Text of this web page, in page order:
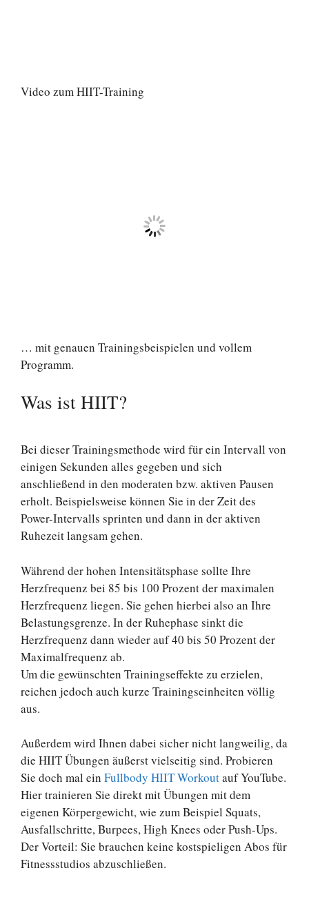
Video zum HIIT-Training
… mit genauen Trainingsbeispielen und vollem
Programm.
Was ist HIIT?
Bei dieser Trainingsmethode wird für ein Intervall von
einigen Sekunden alles gegeben und sich
anschließend in den moderaten bzw. aktiven Pausen
erholt. Beispielsweise können Sie in der Zeit des
Power-Intervalls sprinten und dann in der aktiven
Ruhezeit langsam gehen.
Während der hohen Intensitätsphase sollte Ihre
Herzfrequenz bei 85 bis 100 Prozent der maximalen
Herzfrequenz liegen. Sie gehen hierbei also an Ihre
Belastungsgrenze. In der Ruhephase sinkt die
Herzfrequenz dann wieder auf 40 bis 50 Prozent der
Maximalfrequenz ab.
Um die gewünschten Trainingseffekte zu erzielen,
reichen jedoch auch kurze Trainingseinheiten völlig
aus.
Außerdem wird Ihnen dabei sicher nicht langweilig, da
die HIIT Übungen äußerst vielseitig sind. Probieren
Sie doch mal ein Fullbody HIIT Workoutauf YouTube.
Hier trainieren Sie direkt mit Übungen mit dem
eigenen Körpergewicht, wie zum Beispiel Squats,
Ausfallschritte, Burpees, High Knees oder Push-Ups.
Der Vorteil: Sie brauchen keine kostspieligen Abos für
Fitnessstudios abzuschließen.